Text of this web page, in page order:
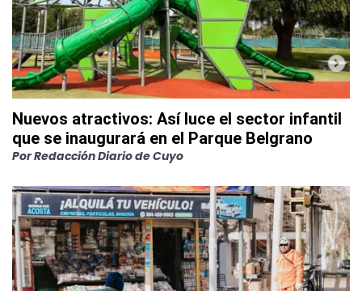
Nuevos atractivos: Así luce el sector infantil
que se inaugurará en el Parque Belgrano
PorRedacción Diario de Cuyo